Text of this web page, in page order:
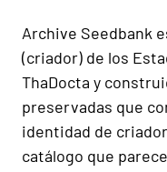
Archive Seedbank
(criador) de los
ThaDocta y
preservadas que
identidad de
catálogo que